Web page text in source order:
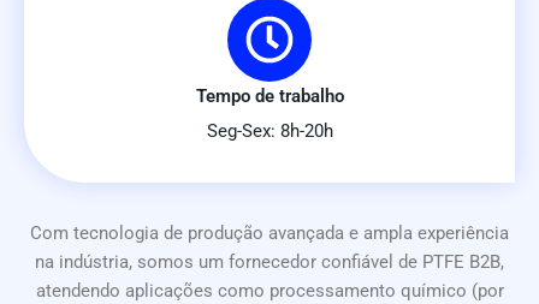
Tempo de trabalho
Seg-Sex: 8h-20h
Com tecnologia de produção avançada e ampla experiência
na indústria, somos um fornecedor confiável de PTFE B2B,
atendendo aplicações como processamento químico (por